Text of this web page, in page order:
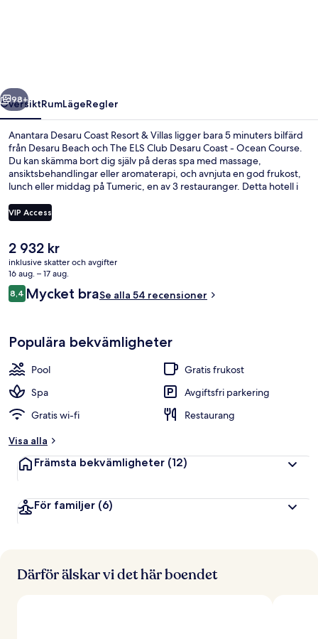
Nästa
98+
ÖversiktRumLägeRegler
Anantara Desaru Coast Resort & Villas ligger bara 5 minuters bilfärd
från Desaru Beach och The ELS Club Desaru Coast - Ocean Course.
Du kan skämma bort dig själv på deras spa med massage,
ansiktsbehandlingar eller aromaterapi, och avnjuta en god frukost,
lunch eller middag på Tumeric, en av 3 restauranger. Detta hotell i
vattenpark och en bar vid poolen.
VIP Access
Det
nuvarande
priset
är
2 932 kr
2 932 kr
inklusive skatter och avgifter
16 aug. – 17 aug.
Recensioner
8,48,4 av 10,
Mycket braSe alla 54 recensioner
Populära bekvämligheter
Pool
Gratis frukost
Spa
Avgiftsfri parkering
Gratis wi-fi
Restaurang
Visa alla
Främsta bekvämligheter (12)
För familjer (6)
Därför älskar vi det här boendet